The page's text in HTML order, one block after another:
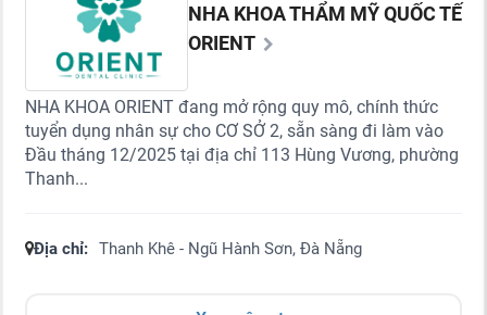
NHA KHOA THẨM MỸ QUỐC TẾ
ORIENT
NHA KHOA ORIENT đang mở rộng quy mô, chính thức
tuyển dụng nhân sự cho CƠ SỞ 2, sẵn sàng đi làm vào
Đầu tháng 12/2025 tại địa chỉ 113 Hùng Vương, phường
Thanh...
Địa chỉ: Thanh Khê - Ngũ Hành Sơn, Đà Nẵng